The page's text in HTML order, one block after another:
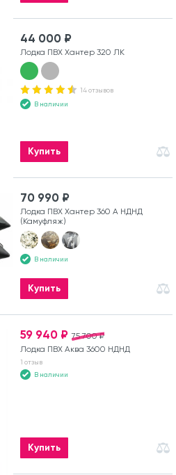
44 000 ₽
Лодка ПВХ Хантер 320 ЛК
14 отзывов
В наличии
Купить
70 990 ₽
Лодка ПВХ Хантер 360 А НДНД
(Камуфляж)
В наличии
Купить
75 700 ₽
59 940 ₽
Лодка ПВХ Аква 3600 НДНД
1 отзыв
В наличии
Купить